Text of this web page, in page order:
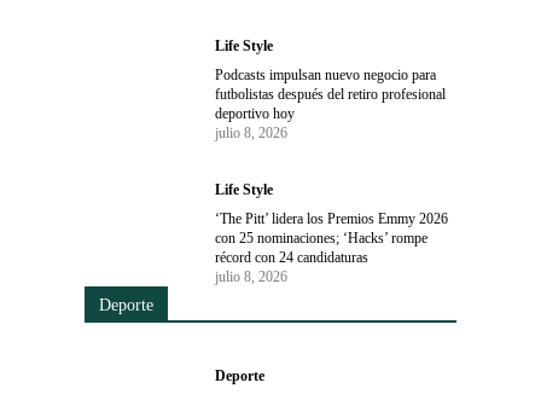
Life Style
Podcasts impulsan nuevo negocio para
futbolistas después del retiro profesional
deportivo hoy
julio 8, 2026
Life Style
‘The Pitt’ lidera los Premios Emmy 2026
con 25 nominaciones; ‘Hacks’ rompe
récord con 24 candidaturas
julio 8, 2026
Deporte
Deporte